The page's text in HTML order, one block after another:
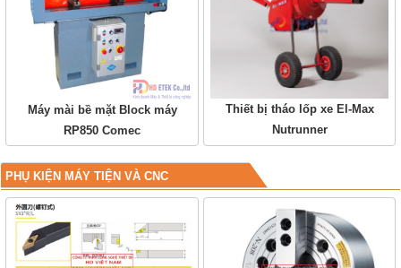
Máy mài bề mặt Block máy
RP850 Comec
Thiết bị tháo lốp xe El-Max
Nutrunner
PHỤ KIỆN MÁY TIỆN VÀ CNC